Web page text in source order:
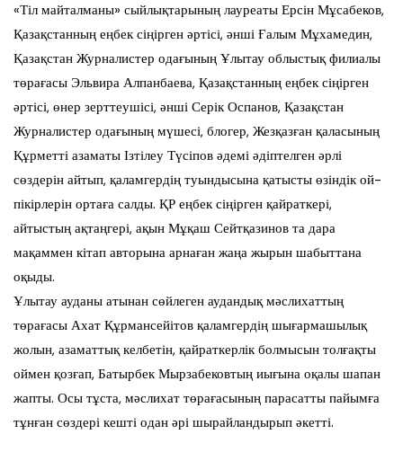
«Тіл майталманы» сыйлықтарының лауреаты Ерсін Мұсабеков,
Қазақстанның еңбек сіңірген әртісі, әнші Ғалым Мұхамедин,
Қазақстан Журналистер одағының Ұлытау облыстық филиалы
төрағасы Эльвира Алпанбаева, Қазақстанның еңбек сіңірген
әртісі, өнер зерттеушісі, әнші Серік Оспанов, Қазақстан
Журналистер одағының мүшесі, блогер, Жезқазған қаласының
Құрметті азаматы Ізтілеу Түсіпов әдемі әдіптелген әрлі
сөздерін айтып, қаламгердің туындысына қатысты өзіндік ой-
пікірлерін ортаға салды. ҚР еңбек сіңірген қайраткері,
айтыстың ақтаңгері, ақын Мұқаш Сейтқазинов та дара
мақаммен кітап авторына арнаған жаңа жырын шабыттана
оқыды.
Ұлытау ауданы атынан сөйлеген аудандық мәслихаттың
төрағасы Ахат Құрмансейітов қаламгердің шығармашылық
жолын, азаматтық келбетін, қайраткерлік болмысын толғақты
оймен қозғап, Батырбек Мырзабековтың иығына оқалы шапан
жапты. Осы тұста, мәслихат төрағасының парасатты пайымға
тұнған сөздері кешті одан әрі шырайландырып әкетті.